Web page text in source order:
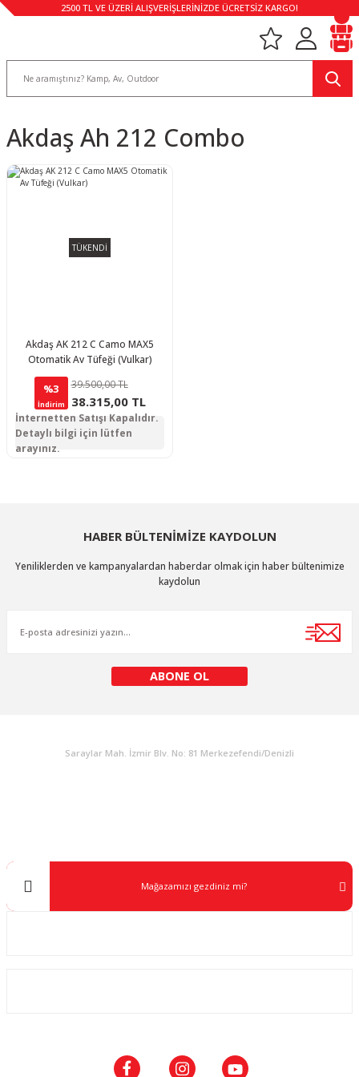
2500 TL VE ÜZERİ ALIŞVERİŞLERİNİZDE ÜCRETSİZ KARGO!
Akdaş Ah 212 Combo
TÜKENDİ
Akdaş AK 212 C Camo MAX5
Otomatik Av Tüfeği (Vulkar)
%3
İndirim
39.500,00 TL
38.315,00 TL
İnternetten Satışı Kapalıdır.
Detaylı bilgi için lütfen
arayınız.
HABER BÜLTENİMİZE KAYDOLUN
Yeniliklerden ve kampanyalardan haberdar olmak için haber bültenimize
kaydolun
ABONE OL
Saraylar Mah. İzmir Blv. No: 81 Merkezefendi/Denizli
Mağazamızı gezdiniz mi?